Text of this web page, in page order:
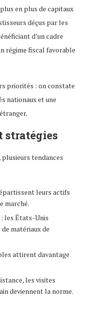
en plus de capitaux
déçus par les
d’un cadre
régime fiscal favorable
priorités : on constate
nationaux et une
stratégies
tendances
leurs actifs
marché.
: les États-Unis
matériaux de
attirent davantage
les visites
deviennent la norme.